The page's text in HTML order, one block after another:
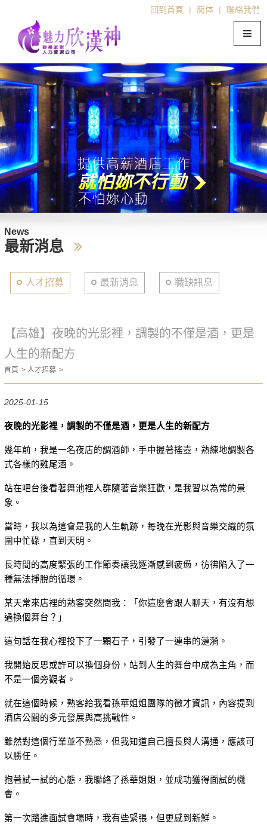
回到首頁 | 簡体 | 聯絡我們
News
最新消息
人才招募 最新消息 職缺訊息
【高雄】夜晚的光影裡，調製的不僅是酒，更是
人生的新配方
首頁 人才招募
2025-01-15
夜晚的光影裡，調製的不僅是酒，更是人生的新配方
幾年前，我是一名夜店的調酒師，手中握著搖壺，熟練地調製各
式各樣的雞尾酒。
站在吧台後看著舞池裡人群隨著音樂狂歡，是我習以為常的景
象。
當時，我以為這會是我的人生軌跡，每晚在光影與音樂交織的氛
圍中忙碌，直到天明。
長時間的高度緊張的工作節奏讓我逐漸感到疲憊，彷彿陷入了一
種無法掙脫的循環。
某天常來店裡的熟客突然問我：「你這麼會跟人聊天，有沒有想
過換個舞台？」
這句話在我心裡投下了一顆石子，引發了一連串的漣漪。
我開始反思或許可以換個身份，站到人生的舞台中成為主角，而
不是一個旁觀者。
就在這個時候，熟客給我看孫華姐姐團隊的徵才資訊，內容提到
酒店公關的多元發展與高挑戰性。
雖然對這個行業並不熟悉，但我知道自己擅長與人溝通，應該可
以勝任。
抱著試一試的心態，我聯絡了孫華姐姐，並成功獲得面試的機
會。
第一次踏進面試會場時，我有些緊張，但更感到新鮮。